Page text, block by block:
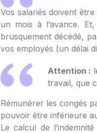
Vos salariés doivent
un mois à l’avance.
brusquement décédé,
vos employés (un délai
Attention :
travail, que
Rémunérer les congés
pouvoir être inférieure
Le calcul de